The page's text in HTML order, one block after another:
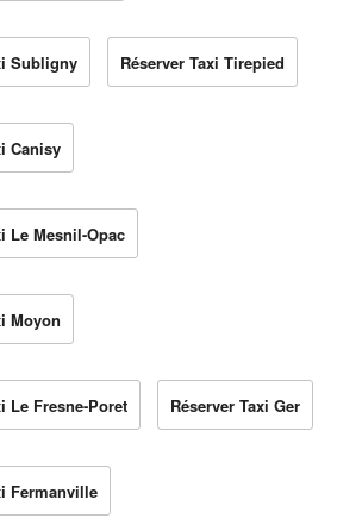
Subligny Réserver Taxi Tirepied
Canisy
Le Mesnil-Opac
Moyon
Le Fresne-Poret Réserver Taxi Ger
Fermanville